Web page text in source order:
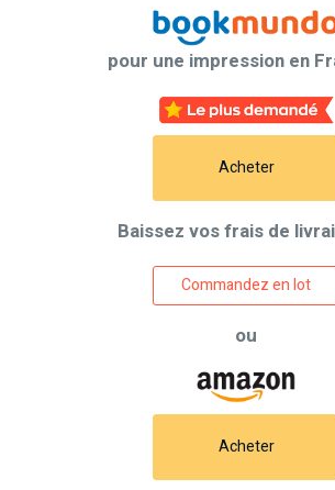
pour une impression en
Acheter
Baissez vos frais de
Commandez en lot
ou
Acheter